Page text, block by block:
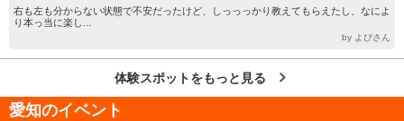
右も左も分からない状態で不安だったけど、しっっっかり教えてもらえたし、なによ
り本っ当に楽し...
by よぴさん
体験スポットをもっと見る
愛知のイベント